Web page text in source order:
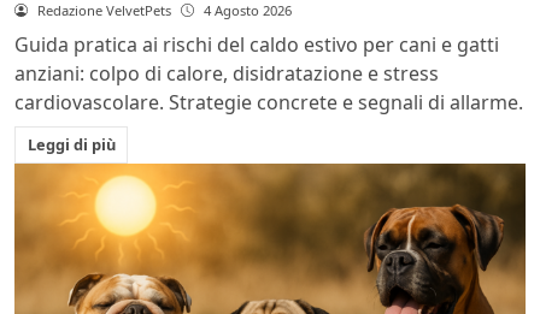
Redazione VelvetPets 4 Agosto 2026
Guida pratica ai rischi del caldo estivo per cani e gatti
anziani: colpo di calore, disidratazione e stress
cardiovascolare. Strategie concrete e segnali di allarme.
Leggi di più